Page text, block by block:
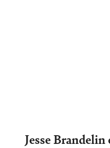
Jesse Brandelin